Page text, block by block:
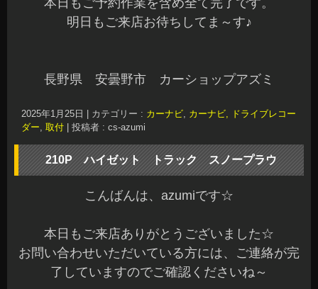
本日もご予約作業を含め全て完了です。
明日もご来店お待ちしてま～す♪
長野県 安曇野市 カーショップアズミ
2025年1月25日 カテゴリー : カーナビ, カーナビ, ドライブレコー
ダー, 取付 投稿者 : cs-azumi
210P ハイゼット トラック スノープラウ
こんばんは、azumiです☆
本日もご来店ありがとうございました☆
お問い合わせいただいている方には、ご連絡が完
了していますのでご確認くださいね～